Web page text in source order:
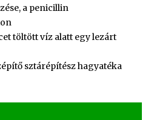
a penicillin
töltött víz alatt egy lezárt
sztárépítész hagyatéka